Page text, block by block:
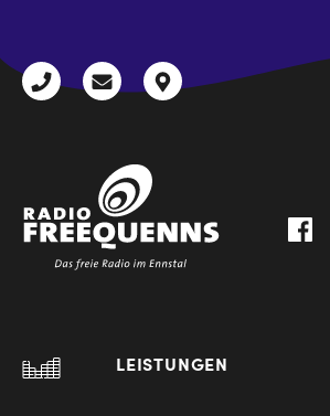
+43
radio@freequenns.at
Kulturhausstraße
LEISTUNGEN